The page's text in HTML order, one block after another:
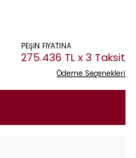
PEŞİN FİYATINA
275.436 TL x 3 Taksit
Ödeme Seçenekleri